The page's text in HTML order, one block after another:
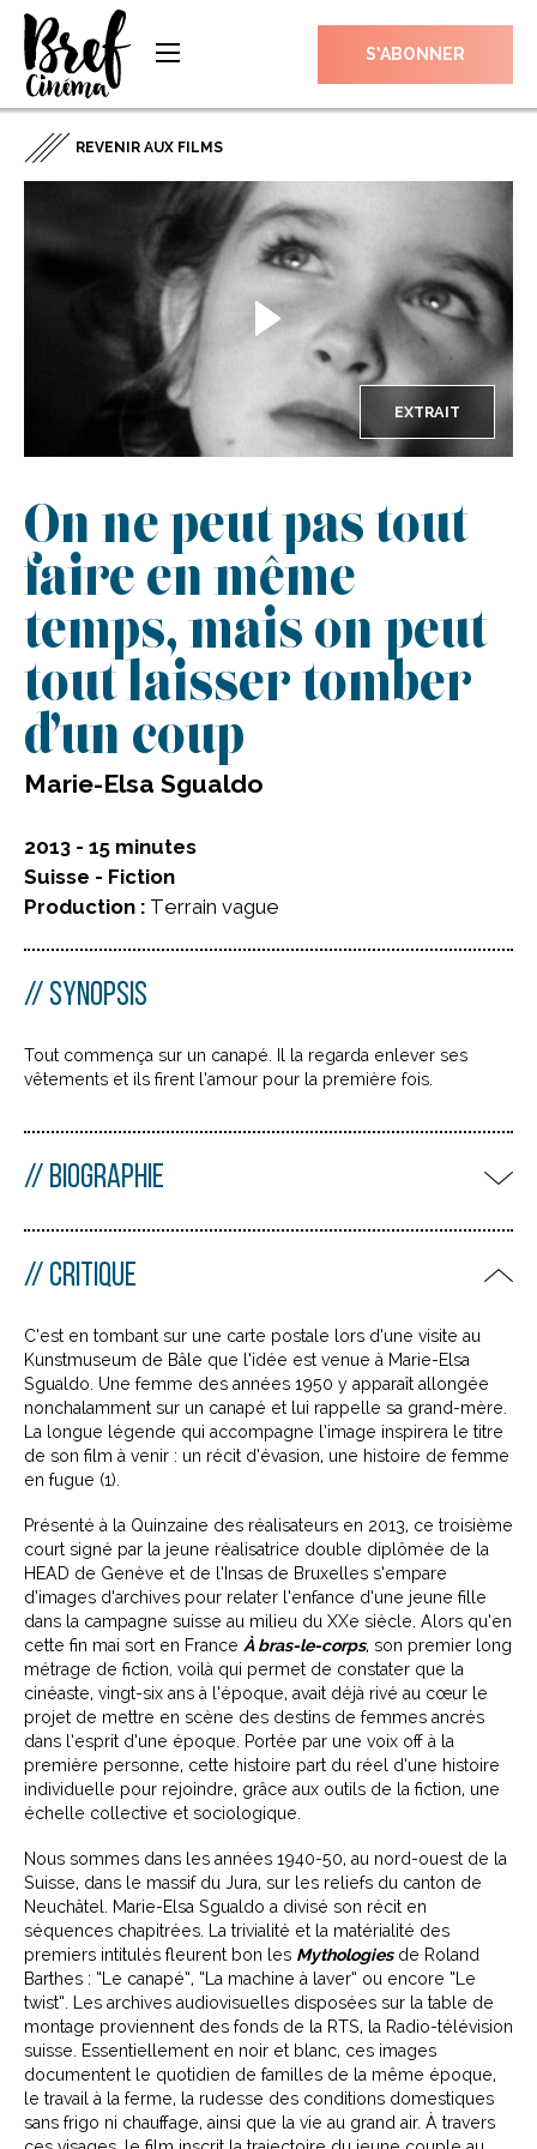
S’ABONNER
REVENIR AUX FILMS
EXTRAIT
On ne peut pas tout
faire en même
temps, mais on peut
tout laisser tomber
d’un coup
Marie-Elsa Sgualdo
2013 - 15 minutes
Suisse - Fiction
Production : Terrain vague
SYNOPSIS
Tout commença sur un canapé. Il la regarda enlever ses
vêtements et ils firent l’amour pour la première fois.
BIOGRAPHIE
CRITIQUE
C’est en tombant sur une carte postale lors d’une visite au
Kunstmuseum de Bâle que l’idée est venue à Marie-Elsa
Sgualdo. Une femme des années 1950 y apparaît allongée
nonchalamment sur un canapé et lui rappelle sa grand-mère.
La longue légende qui accompagne l’image inspirera le titre
de son film à venir : un récit d’évasion, une histoire de femme
en fugue (1).
Présenté à la Quinzaine des réalisateurs en 2013, ce troisième
court signé par la jeune réalisatrice double diplômée de la
HEAD de Genève et de l’Insas de Bruxelles s’empare
d’images d’archives pour relater l’enfance d’une jeune fille
dans la campagne suisse au milieu du XXe siècle. Alors qu’en
cette fin mai sort en France À bras-le-corps, son premier long
métrage de fiction, voilà qui permet de constater que la
cinéaste, vingt-six ans à l’époque, avait déjà rivé au cœur le
projet de mettre en scène des destins de femmes ancrés
dans l’esprit d’une époque. Portée par une voix off à la
première personne, cette histoire part du réel d’une histoire
individuelle pour rejoindre, grâce aux outils de la fiction, une
échelle collective et sociologique.
Nous sommes dans les années 1940-50, au nord-ouest de la
Suisse, dans le massif du Jura, sur les reliefs du canton de
Neuchâtel. Marie-Elsa Sgualdo a divisé son récit en
séquences chapitrées. La trivialité et la matérialité des
premiers intitulés fleurent bon les Mythologiesde Roland
Barthes : “Le canapé”, “La machine à laver” ou encore “Le
twist”. Les archives audiovisuelles disposées sur la table de
montage proviennent des fonds de la RTS, la Radio-télévision
suisse. Essentiellement en noir et blanc, ces images
documentent le quotidien de familles de la même époque,
le travail à la ferme, la rudesse des conditions domestiques
sans frigo ni chauffage, ainsi que la vie au grand air. À travers